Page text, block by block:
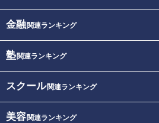
金融関連ランキング
塾関連ランキング
スクール関連ランキング
美容関連ランキング